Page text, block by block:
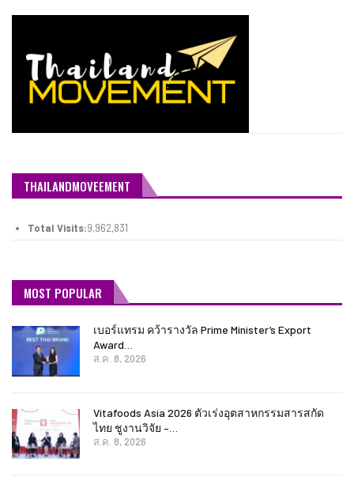
THAILANDMOVEEMENT
Total Visits:9,962,831
MOST POPULAR
เบอร์แทรม คว้ารางวัล Prime Minister’s Export
Award…
ส.ค. 8, 2026
Vitafoods Asia 2026 ตัวเร่งอุตสาหกรรมสารสกัด
ไทย ชูงานวิจัย –…
ส.ค. 8, 2026